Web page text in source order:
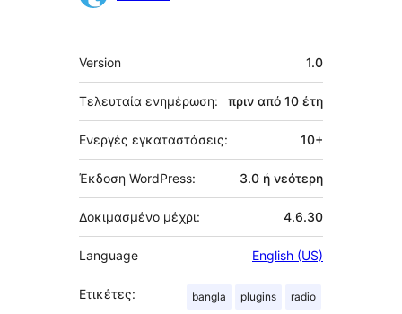
Μεταστοιχεία
Version 1.0
Τελευταία ενημέρωση: πριν από 10 έτη
Ενεργές εγκαταστάσεις: 10+
Έκδοση WordPress: 3.0 ή νεότερη
Δοκιμασμένο μέχρι: 4.6.30
Language English (US)
Ετικέτες: bangla plugins radio